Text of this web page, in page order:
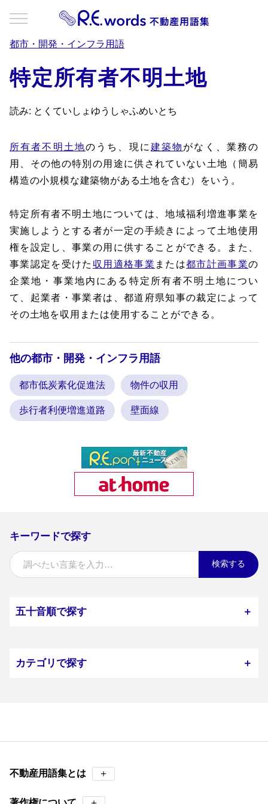
キーワードで探す
検索する
五十音順で探す ＋
カテゴリで探す ＋
都市・開発・インフラ用語
特定所有者不明土地
読み: とくていしょゆうしゃふめいとち
所有者不明土地のうち、現に 建築物 がなく、業務の
用、その他の特別の用途に供されていない土地（簡易
構造の小規模な建築物がある土地を含む）をいう。
特定所有者不明土地については、地域福利増進事業を
実施しようとする者が一定の手続きによって土地使用
権を設定し、事業の用に供することができる。また、
事業認定を受けた 収用適格事業 または都市計画事業の
企業地・事業地内にある特定所有者不明土地につい
て、起業者・事業者は、都道府県知事の裁定によって
その土地を収用または使用することができる。
他の都市・開発・インフラ用語
都市低炭素化促進法 物件の収用
歩行者利便増進道路 壁面線
不動産用語集とは ＋